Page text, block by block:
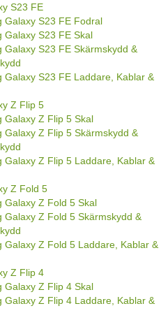
S23 FE
Galaxy S23 FE Fodral
Galaxy S23 FE Skal
Galaxy S23 FE Skärmskydd &
Galaxy S23 FE Laddare, Kablar &
Z Flip 5
Galaxy Z Flip 5 Skal
Galaxy Z Flip 5 Skärmskydd &
Galaxy Z Flip 5 Laddare, Kablar &
Z Fold 5
Galaxy Z Fold 5 Skal
Galaxy Z Fold 5 Skärmskydd &
Galaxy Z Fold 5 Laddare, Kablar &
Z Flip 4
Galaxy Z Flip 4 Skal
Galaxy Z Flip 4 Laddare, Kablar &